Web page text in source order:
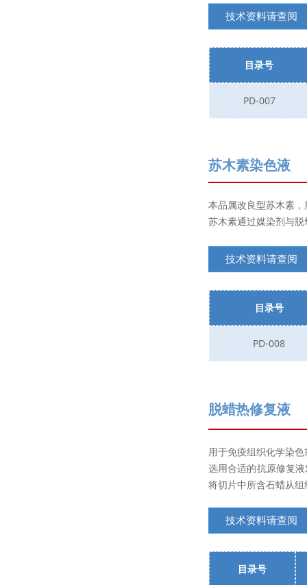
技术资料请查阅
目录号
PD-007
技术资料请查阅
目录号
PD-008
脱蜡热修复液
用于免疫组织化学染
选用合适的抗原修复
将切片中所含石蜡从
苏木素染色液
本品属改良型苏木素
苏木素通过媒染剂与
技术资料请查阅
目录号